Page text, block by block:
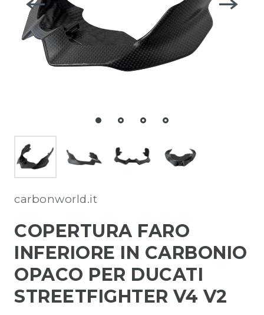
carbonworld.it
COPERTURA FARO
INFERIORE IN CARBONIO
OPACO PER DUCATI
STREETFIGHTER V4 V2